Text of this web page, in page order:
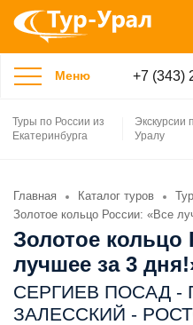
Меню +7 (343)
Туры по России из
Екатеринбурга
Экскурсии
Уралу
Главная Каталог туров
Золотое кольцо России: «Все
Золотое кольцо
лучшее за 3
СЕРГИЕВ ПОСАД -
ЗАЛЕССКИЙ -